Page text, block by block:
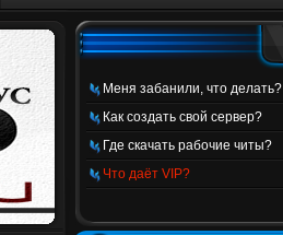
Меня забанили, что делать?
Как создать свой сервер?
Где скачать рабочие читы?
Что даёт VIP?